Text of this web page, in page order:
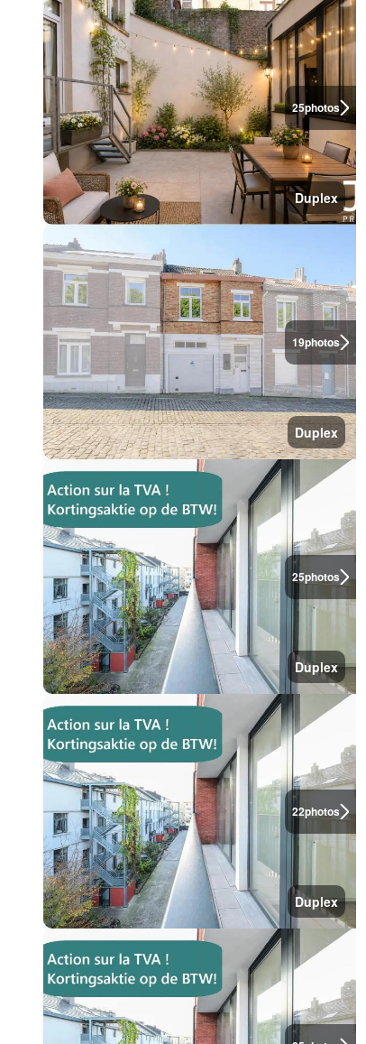
25photos
Duplex
19photos
Duplex
25photos
Duplex
22photos
Duplex